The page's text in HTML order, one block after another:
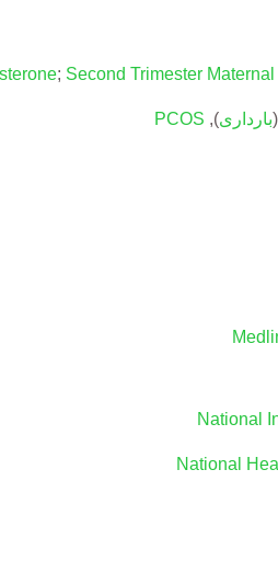
; Second Trimester
(بارداری),
PCOS
National
National